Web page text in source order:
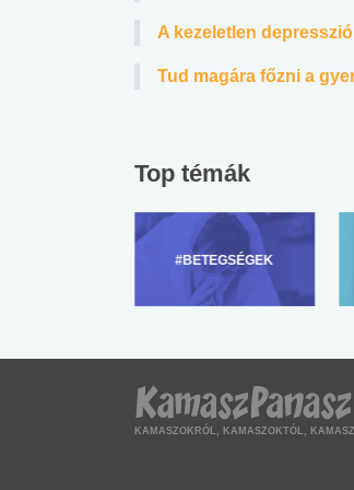
A kezeletlen
Tud magára főzni a
Top témák
#BETEGSÉGEK
KAMASZOKRÓL, KAMASZOKTÓL,